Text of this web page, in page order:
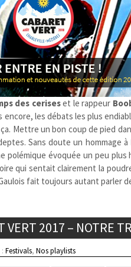
des ceriseset le rappeur
encore, les débats les plus
Mettre un bon coup de pied
Sans doute un hommage à
polémique évoquée un peu
qui sentait clairement la
fait toujours autant parler
VERT 2017 – NOTRE
:Festivals,Nos playlists